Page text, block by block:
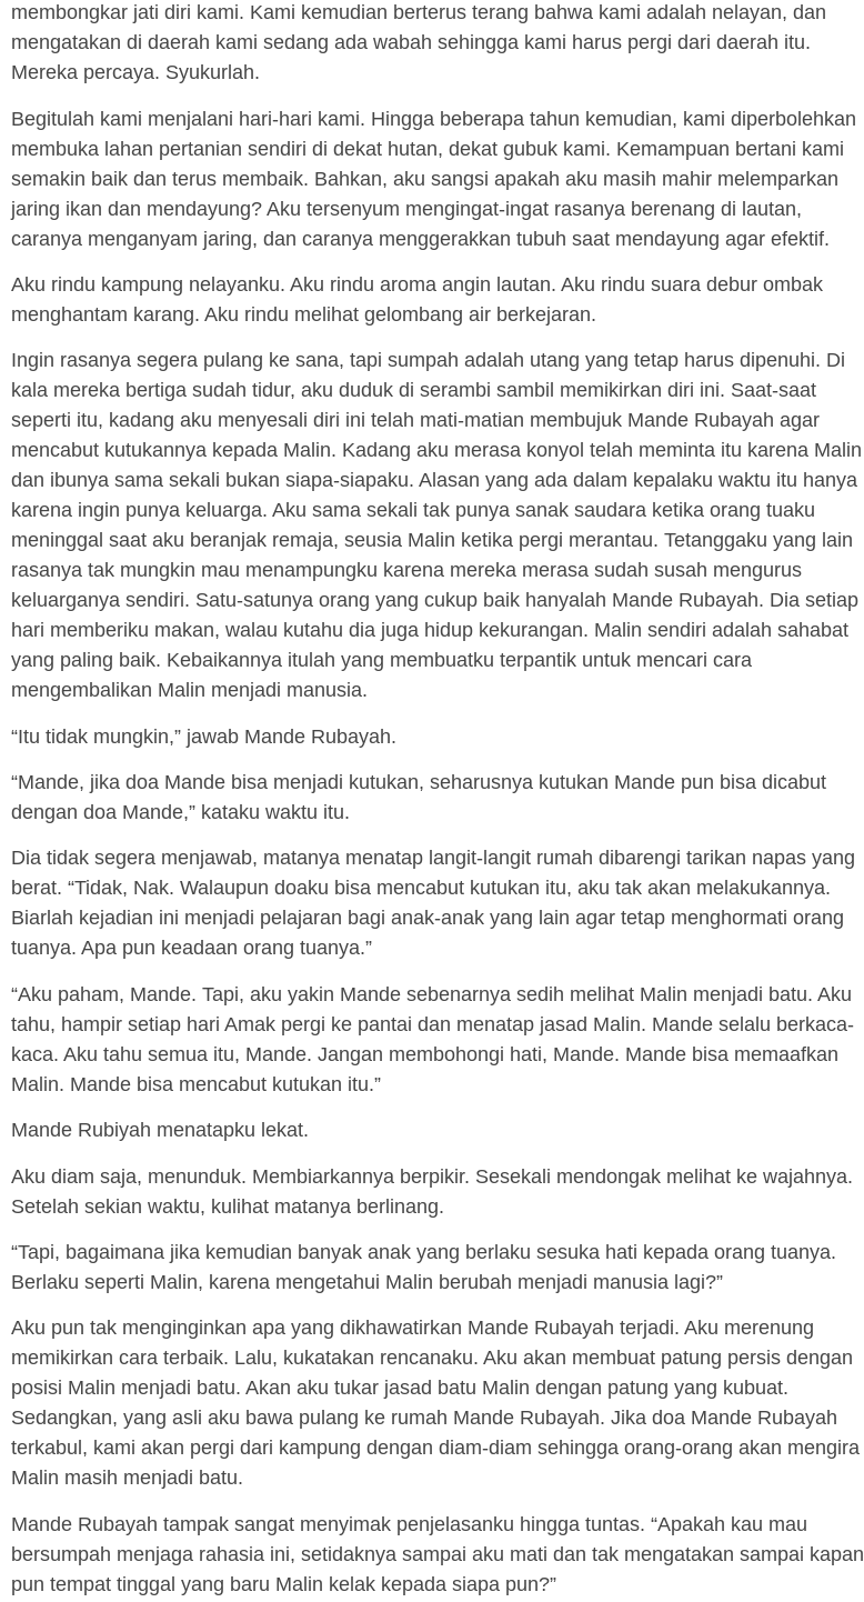
membongkar jati diri kami. Kami kemudian berterus terang bahwa kami adalah nelayan, dan
mengatakan di daerah kami sedang ada wabah sehingga kami harus pergi dari daerah itu.
Mereka percaya. Syukurlah.
Begitulah kami menjalani hari-hari kami. Hingga beberapa tahun kemudian, kami diperbolehkan
membuka lahan pertanian sendiri di dekat hutan, dekat gubuk kami. Kemampuan bertani kami
semakin baik dan terus membaik. Bahkan, aku sangsi apakah aku masih mahir melemparkan
jaring ikan dan mendayung? Aku tersenyum mengingat-ingat rasanya berenang di lautan,
caranya menganyam jaring, dan caranya menggerakkan tubuh saat mendayung agar efektif.
Aku rindu kampung nelayanku. Aku rindu aroma angin lautan. Aku rindu suara debur ombak
menghantam karang. Aku rindu melihat gelombang air berkejaran.
Ingin rasanya segera pulang ke sana, tapi sumpah adalah utang yang tetap harus dipenuhi. Di
kala mereka bertiga sudah tidur, aku duduk di serambi sambil memikirkan diri ini. Saat-saat
seperti itu, kadang aku menyesali diri ini telah mati-matian membujuk Mande Rubayah agar
mencabut kutukannya kepada Malin. Kadang aku merasa konyol telah meminta itu karena Malin
dan ibunya sama sekali bukan siapa-siapaku. Alasan yang ada dalam kepalaku waktu itu hanya
karena ingin punya keluarga. Aku sama sekali tak punya sanak saudara ketika orang tuaku
meninggal saat aku beranjak remaja, seusia Malin ketika pergi merantau. Tetanggaku yang lain
rasanya tak mungkin mau menampungku karena mereka merasa sudah susah mengurus
keluarganya sendiri. Satu-satunya orang yang cukup baik hanyalah Mande Rubayah. Dia setiap
hari memberiku makan, walau kutahu dia juga hidup kekurangan. Malin sendiri adalah sahabat
yang paling baik. Kebaikannya itulah yang membuatku terpantik untuk mencari cara
mengembalikan Malin menjadi manusia.
“Itu tidak mungkin,” jawab Mande Rubayah.
“Mande, jika doa Mande bisa menjadi kutukan, seharusnya kutukan Mande pun bisa dicabut
dengan doa Mande,” kataku waktu itu.
Dia tidak segera menjawab, matanya menatap langit-langit rumah dibarengi tarikan napas yang
berat. “Tidak, Nak. Walaupun doaku bisa mencabut kutukan itu, aku tak akan melakukannya.
Biarlah kejadian ini menjadi pelajaran bagi anak-anak yang lain agar tetap menghormati orang
tuanya. Apa pun keadaan orang tuanya.”
“Aku paham, Mande. Tapi, aku yakin Mande sebenarnya sedih melihat Malin menjadi batu. Aku
tahu, hampir setiap hari Amak pergi ke pantai dan menatap jasad Malin. Mande selalu berkaca-
kaca. Aku tahu semua itu, Mande. Jangan membohongi hati, Mande. Mande bisa memaafkan
Malin. Mande bisa mencabut kutukan itu.”
Mande Rubiyah menatapku lekat.
Aku diam saja, menunduk. Membiarkannya berpikir. Sesekali mendongak melihat ke wajahnya.
Setelah sekian waktu, kulihat matanya berlinang.
“Tapi, bagaimana jika kemudian banyak anak yang berlaku sesuka hati kepada orang tuanya.
Berlaku seperti Malin, karena mengetahui Malin berubah menjadi manusia lagi?”
Aku pun tak menginginkan apa yang dikhawatirkan Mande Rubayah terjadi. Aku merenung
memikirkan cara terbaik. Lalu, kukatakan rencanaku. Aku akan membuat patung persis dengan
posisi Malin menjadi batu. Akan aku tukar jasad batu Malin dengan patung yang kubuat.
Sedangkan, yang asli aku bawa pulang ke rumah Mande Rubayah. Jika doa Mande Rubayah
terkabul, kami akan pergi dari kampung dengan diam-diam sehingga orang-orang akan mengira
Malin masih menjadi batu.
Mande Rubayah tampak sangat menyimak penjelasanku hingga tuntas. “Apakah kau mau
bersumpah menjaga rahasia ini, setidaknya sampai aku mati dan tak mengatakan sampai kapan
pun tempat tinggal yang baru Malin kelak kepada siapa pun?”